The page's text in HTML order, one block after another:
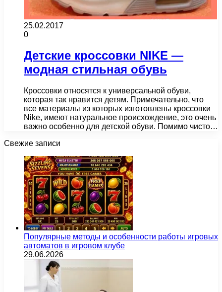
25.02.2017
0
Детские кроссовки NIKE —
модная стильная обувь
Кроссовки относятся к универсальной обуви,
которая так нравится детям. Примечательно, что
все материалы из которых изготовлены кроссовки
Nike, имеют натуральное происхождение, это очень
важно особенно для детской обуви. Помимо чисто…
Свежие записи
Популярные методы и особенности работы игровых
автоматов в игровом клубе
29.06.2026